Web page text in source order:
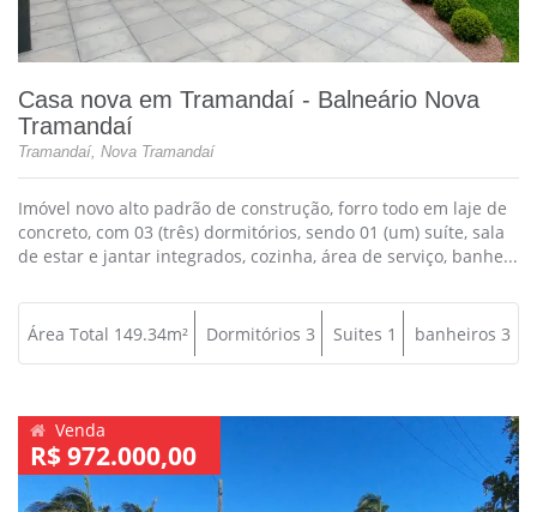
Casa nova em Tramandaí - Balneário Nova
Tramandaí
Tramandaí, Nova Tramandaí
Imóvel novo alto padrão de construção, forro todo em laje de
concreto, com 03 (três) dormitórios, sendo 01 (um) suíte, sala
de estar e jantar integrados, cozinha, área de serviço, banhe...
Área Total 149.34m² Dormitórios 3 Suites 1 banheiros 3
Venda
R$ 972.000,00